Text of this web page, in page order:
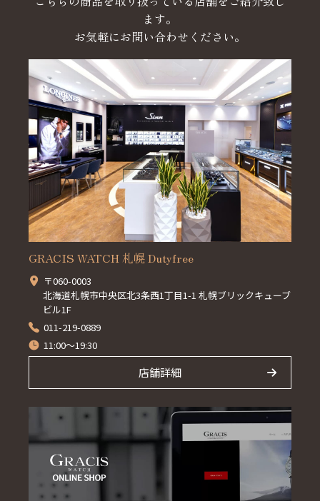
ます。
お気軽にお問い合わせください。
GRACIS WATCH 札幌 Dutyfree
〒060-0003
北海道札幌市中央区北3条西1丁目1-1 札幌ブリックキューブ
ビル1F
011-219-0889
11:00～19:30
店舗詳細